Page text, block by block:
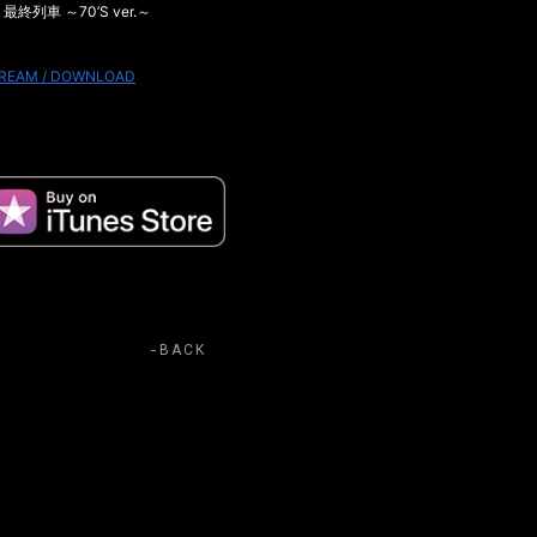
終列車 ～70’S ver.～
/ DOWNLOAD
BACK